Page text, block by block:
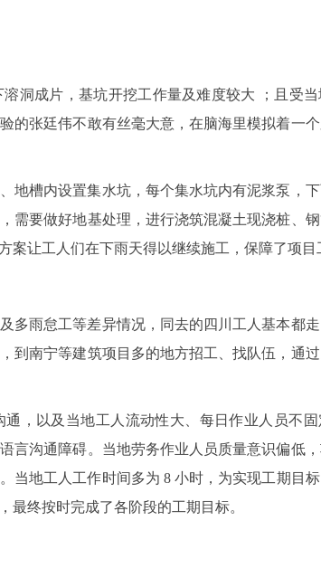
洞成片，基坑开挖工作量及难度较大 ；且受
的张廷伟不敢有丝毫大意，在脑海里模拟着一
地槽内设置集水坑，每个集水坑内有泥浆泵，
需要做好地基处理，进行浇筑混凝土现浇桩、
让工人们在下雨天得以继续施工，保障了项目
多雨怠工等差异情况，同去的四川工人基本都
到南宁等建筑项目多的地方招工、找队伍，通
，以及当地工人流动性大、每日作业人员不
言沟通障碍。当地劳务作业人员质量意识偏低
当地工人工作时间多为 8 小时，为实现工期目
最终按时完成了各阶段的工期目标。